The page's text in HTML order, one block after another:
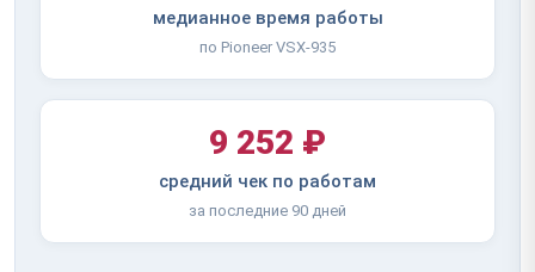
медианное время работы
по Pioneer VSX-935
9 252 ₽
средний чек по работам
за последние 90 дней